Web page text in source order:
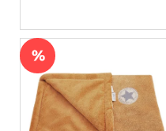
k
t
e